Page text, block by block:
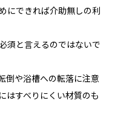
にできれば介助無しの利
須と言えるのではないで
倒や浴槽への転落に注意
はすべりにくい材質のも